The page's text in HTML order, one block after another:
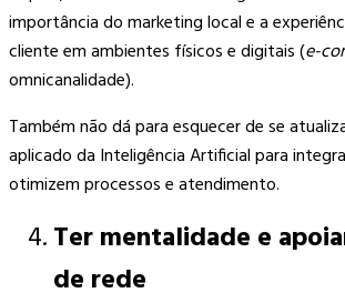
importância do marketing local e a
cliente em ambientes físicos e digitais (e-
omnicanalidade).
Também não dá para esquecer de se
aplicado da Inteligência Artificial para
otimizem processos e atendimento.
Ter mentalidade e
de rede